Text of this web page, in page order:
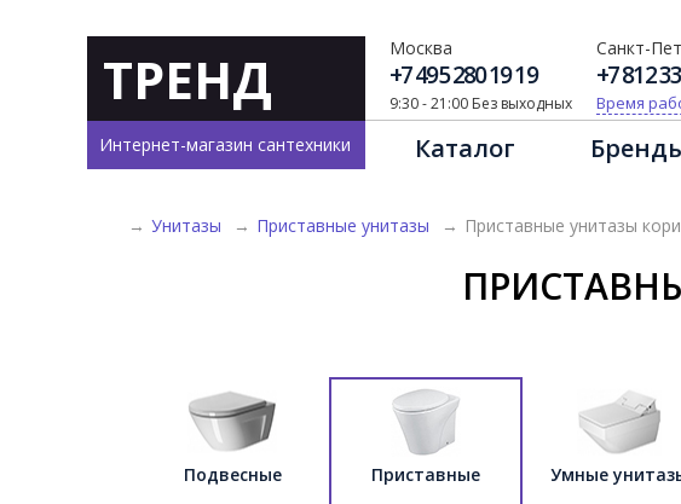
ТРЕНД
Интернет-магазин сантехники
Москва
+7 495 280 19 19
9:30 - 21:00 Без выходных
Санкт-
+7 812
Время
Каталог
→ Унитазы → Приставные унитазы → Приставные унитазы
Подвесные Приставные Умные